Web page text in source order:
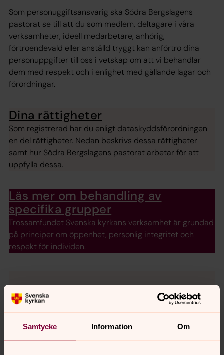
Samtycke Information Om
Som personuggiftsansvarig ska Södra Bergslagens
pastorat se till att du som medlem, deltagare i våra
verksamheter, ideell medarbetare, anhörig,
förtroendevald eller anställd tryggt kan anförtro dina
personuppgifter till oss i vetskap om att vi behandlar
dem med respekt och i enlighet med gällande lagar och
förordningar.
Dina rättigheter
Som registrerad har du enligt dataskyddsförordningen
en del rättigheter. Nedan beskrivs dessa rättigheter
samt hur Södra Bergslagens pastorat arbetar för att
uppfylla dessa.
Läs mer om behandling av
specifika grupper
Trossamfundet Svenska kyrkans verksamhet är grundad
på principer om öppenhet, personlig integritet och
respekt för individen.
Dataskyddsombud och
kontaktuppgifter
Har du frågor om vår behandling av dina